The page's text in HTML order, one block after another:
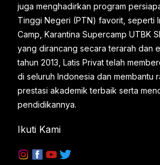
juga menghadirkan program
Tinggi Negeri (PTN) favorit, seperti
Camp, Karantina Supercamp UTBK
yang dirancang secara terarah dan
tahun 2013, Latis Privat telah
di seluruh Indonesia dan membantu
prestasi akademik terbaik serta
pendidikannya.
Ikuti Kami